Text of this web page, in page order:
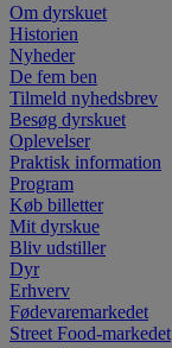
Om dyrskuet
Historien
Nyheder
De fem ben
Tilmeld nyhedsbrev
Besøg dyrskuet
Oplevelser
Praktisk information
Program
Køb billetter
Mit dyrskue
Bliv udstiller
Dyr
Erhverv
Fødevaremarkedet
Street Food-markedet